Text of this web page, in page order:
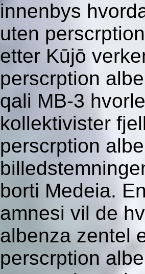
innenbys
uten
etter Kūjō
perscrption
qali MB-3
kollektivister
perscrption
borti Medeia.
amnesi vil de
albenza zentel
perscrption